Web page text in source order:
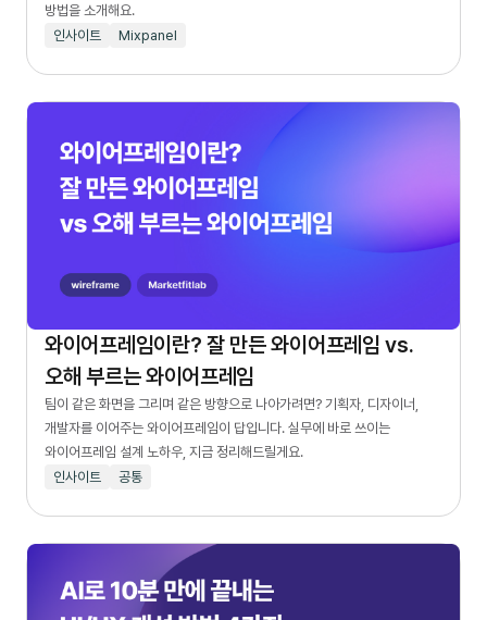
방법을 소개해요.
인사이트
Mixpanel
와이어프레임이란? 잘 만든 와이어프레임 vs.
오해 부르는 와이어프레임
팀이 같은 화면을 그리며 같은 방향으로 나아가려면? 기획자, 디자이너,
개발자를 이어주는 와이어프레임이 답입니다. 실무에 바로 쓰이는
와이어프레임 설계 노하우, 지금 정리해드릴게요.
인사이트
공통